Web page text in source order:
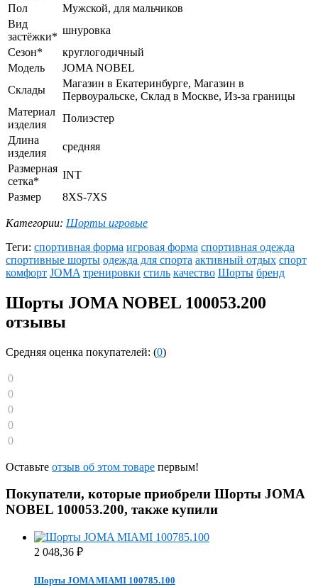
Пол
Мужской, для мальчиков
Вид
застёжки*
шнуровка
Сезон*
круглогодичный
Модель
JOMA NOBEL
Склады
Магазин в Екатеринбурге, Магазин в
Первоуральске, Склад в Москве, Из-за границы
Материал
изделия
Полиэстер
Длина
изделия
средняя
Размерная
сетка*
INT
Размер
8XS-7XS
Категории: Шорты игровые
Теги: спортивная форма игровая форма спортивная одежда
спортивные шорты одежда для спорта активный отдых спорт
комфорт JOMA тренировки стиль качество Шорты бренд
Шорты JOMA NOBEL 100053.200
отзывы
Средняя оценка покупателей: (0)
0
0
0
0
0
Оставьте отзыв об этом товаре первым!
Покупатели, которые приобрели Шорты JOMA
NOBEL 100053.200, также купили
2 048,36 ₽
Шорты JOMA MIAMI 100785.100